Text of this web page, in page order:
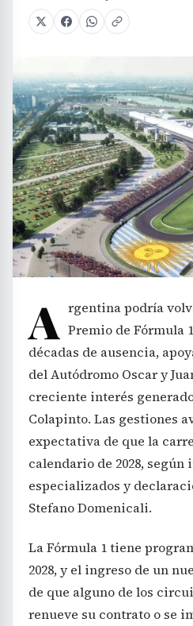
A rgentina podría
Premio de Fórmula
décadas de ausencia,
del Autódromo Oscar y
creciente interés
Colapinto. Las gestiones
expectativa de que la
calendario de 2028,
especializados y
Stefano Domenicali.
La Fórmula 1 tiene
2028, y el ingreso de un
de que alguno de los
renueve su contrato o se